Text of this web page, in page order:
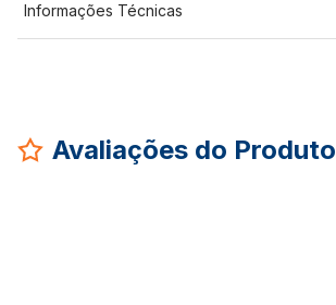
Informações Técnicas
Avaliações do Produto